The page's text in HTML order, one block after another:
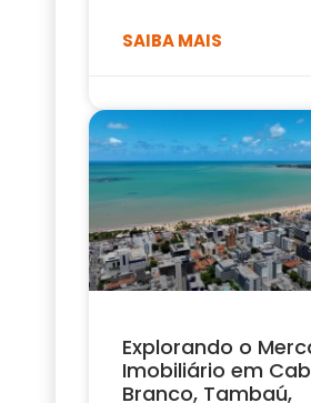
SAIBA MAIS
Explorando o
Imobiliário em
Branco, Tambaú,